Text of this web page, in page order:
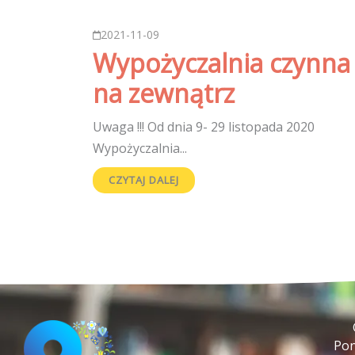
2021-11-09
Wypożyczalnia czynna
na zewnątrz
Uwaga !!! Od dnia 9- 29 listopada 2020
Wypożyczalnia...
CZYTAJ DALEJ